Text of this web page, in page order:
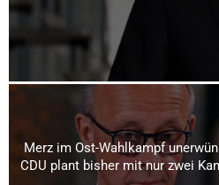
Merz im Ost-Wahlkampf
CDU plant bisher mit nur zwei